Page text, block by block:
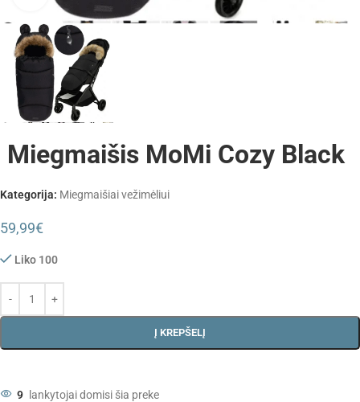
Miegmaišis MoMi Cozy Black
Kategorija: Miegmaišiai vežimėliui
59,99€
Liko 100
Į KREPŠELĮ
9 lankytojai domisi šia preke